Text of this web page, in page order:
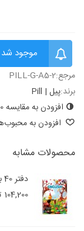
موجود شد
مرجع:PILL-G-A5-2
برند:پیل | Pill
افزودن به مقایسه0
افزودن به
محصولات مشابه
دفتر 40 برگ دو خط (زبان) وزیری مازلاین - کد...
104,200 تومان